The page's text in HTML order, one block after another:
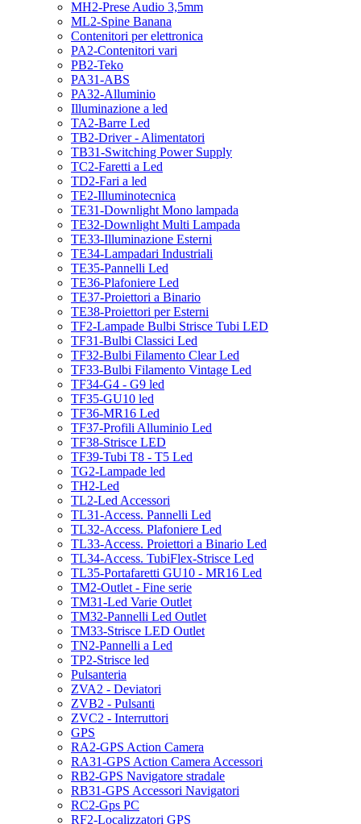
MH2-Prese Audio 3,5mm
ML2-Spine Banana
Contenitori per elettronica
PA2-Contenitori vari
PB2-Teko
PA31-ABS
PA32-Alluminio
Illuminazione a led
TA2-Barre Led
TB2-Driver - Alimentatori
TB31-Switching Power Supply
TC2-Faretti a Led
TD2-Fari a led
TE2-Illuminotecnica
TE31-Downlight Mono lampada
TE32-Downlight Multi Lampada
TE33-Illuminazione Esterni
TE34-Lampadari Industriali
TE35-Pannelli Led
TE36-Plafoniere Led
TE37-Proiettori a Binario
TE38-Proiettori per Esterni
TF2-Lampade Bulbi Strisce Tubi LED
TF31-Bulbi Classici Led
TF32-Bulbi Filamento Clear Led
TF33-Bulbi Filamento Vintage Led
TF34-G4 - G9 led
TF35-GU10 led
TF36-MR16 Led
TF37-Profili Alluminio Led
TF38-Strisce LED
TF39-Tubi T8 - T5 Led
TG2-Lampade led
TH2-Led
TL2-Led Accessori
TL31-Access. Pannelli Led
TL32-Access. Plafoniere Led
TL33-Access. Proiettori a Binario Led
TL34-Access. TubiFlex-Strisce Led
TL35-Portafaretti GU10 - MR16 Led
TM2-Outlet - Fine serie
TM31-Led Varie Outlet
TM32-Pannelli Led Outlet
TM33-Strisce LED Outlet
TN2-Pannelli a Led
TP2-Strisce led
Pulsanteria
ZVA2 - Deviatori
ZVB2 - Pulsanti
ZVC2 - Interruttori
GPS
RA2-GPS Action Camera
RA31-GPS Action Camera Accessori
RB2-GPS Navigatore stradale
RB31-GPS Accessori Navigatori
RC2-Gps PC
RF2-Localizzatori GPS